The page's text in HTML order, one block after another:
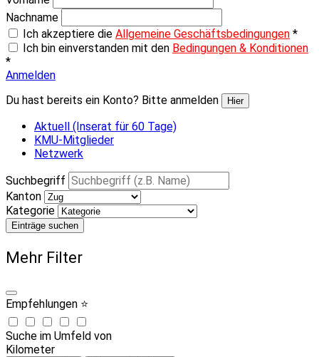
Nachname
Ich akzeptiere die Allgemeine Geschäftsbedingungen *
Ich bin einverstanden mit den Bedingungen & Konditionen
*
Anmelden
Du hast bereits ein Konto? Bitte anmelden
Hier
Aktuell (Inserat für 60 Tage)
KMU-Mitglieder
Netzwerk
Suchbegriff
Kanton
Kategorie
Einträge suchen
Mehr Filter
Empfehlungen ⭐
Suche im Umfeld von
Kilometer